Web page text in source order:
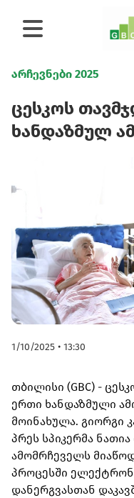
არჩევნები 2025
ცესკოს
ხანდაზმულ
1/10/2025 • 13:30
თბილისი (GBC) -
ერთი ხანდაზმული
მოინახულა. გიორგი
პრეს სპიკერმა
ამომრჩეველს
პროცესში
დანერგვასთან